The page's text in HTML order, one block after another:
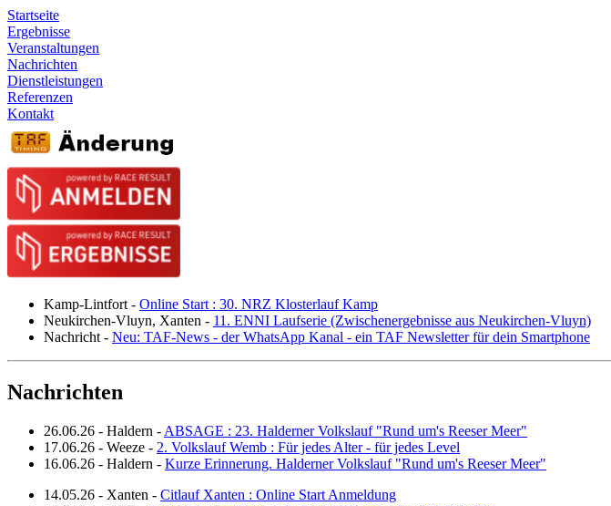
Startseite
Ergebnisse
Veranstaltungen
Nachrichten
Dienstleistungen
Referenzen
Kontakt
Kamp-Lintfort - Online Start : 30. NRZ Klosterlauf Kamp
Neukirchen-Vluyn, Xanten - 11. ENNI Laufserie (Zwischenergebnisse aus Neukirchen-Vluyn)
Nachricht - Neu: TAF-News - der WhatsApp Kanal - ein TAF Newsletter für dein Smartphone
Nachrichten
26.06.26 - Haldern - ABSAGE : 23. Halderner Volkslauf "Rund um's Reeser Meer"
17.06.26 - Weeze - 2. Volkslauf Wemb : Für jedes Alter - für jedes Level
16.06.26 - Haldern - Kurze Erinnerung. Halderner Volkslauf "Rund um's Reeser Meer"
14.05.26 - Xanten - Citlauf Xanten : Online Start Anmeldung